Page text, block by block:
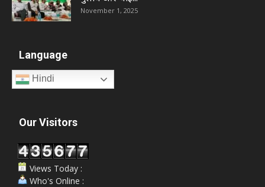
November 1, 2025
Language
Hindi
Our Visitors
Views Today :
Who's Online :